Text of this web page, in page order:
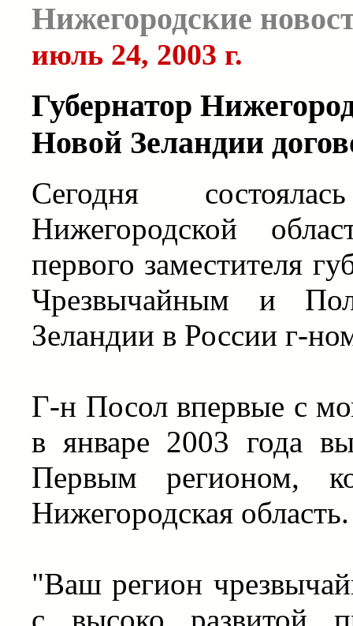
Нижегородские
июль 24, 2003 г.
Губернатор
Новой Зеландии
Сегодня
Нижегородской
первого заместителя
Чрезвычайным и
Зеландии в России г-
Г-н Посол впервые с
в январе 2003 года
Первым регионом,
Нижегородская область.
"Ваш регион